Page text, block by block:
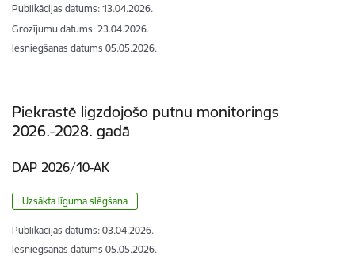
Publikācijas datums: 13.04.2026.
Grozījumu datums: 23.04.2026.
Iesniegšanas datums 05.05.2026.
Piekrastē ligzdojošo putnu monitorings
2026.-2028. gadā
DAP 2026/10-AK
Uzsākta līguma slēgšana
Publikācijas datums: 03.04.2026.
Iesniegšanas datums 05.05.2026.